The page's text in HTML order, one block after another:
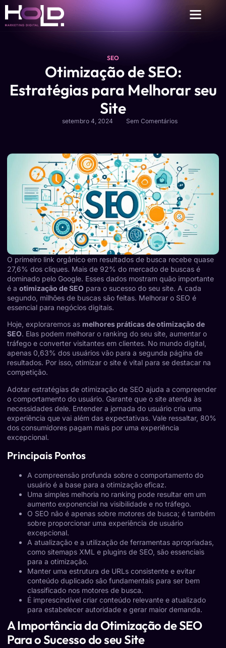
SEO
Otimização de SEO:
Estratégias para Melhorar seu
Site
setembro 4, 2024 Sem Comentários
O primeiro link orgânico em resultados de busca recebe quase
27,6% dos cliques. Mais de 92% do mercado de buscas é
dominado pelo Google. Esses dados mostram quão importante
é a otimização de SEO para o sucesso do seu site. A cada
segundo, milhões de buscas são feitas. Melhorar o SEO é
essencial para negócios digitais.
Hoje, exploraremos as melhores práticas de otimização de
SEO. Elas podem melhorar o ranking do seu site, aumentar o
tráfego e converter visitantes em clientes. No mundo digital,
apenas 0,63% dos usuários vão para a segunda página de
resultados. Por isso, otimizar o site é vital para se destacar na
competição.
Adotar estratégias de otimização de SEO ajuda a compreender
o comportamento do usuário. Garante que o site atenda às
necessidades dele. Entender a jornada do usuário cria uma
experiência que vai além das expectativas. Vale ressaltar, 80%
dos consumidores pagam mais por uma experiência
excepcional.
Principais Pontos
A compreensão profunda sobre o comportamento do
usuário é a base para a otimização eficaz.
Uma simples melhoria no ranking pode resultar em um
aumento exponencial na visibilidade e no tráfego.
O SEO não é apenas sobre motores de busca; é também
sobre proporcionar uma experiência de usuário
excepcional.
A atualização e a utilização de ferramentas apropriadas,
como sitemaps XML e plugins de SEO, são essenciais
para a otimização.
Manter uma estrutura de URLs consistente e evitar
conteúdo duplicado são fundamentais para ser bem
classificado nos motores de busca.
É imprescindível criar conteúdo relevante e atualizado
para estabelecer autoridade e gerar maior demanda.
A Importância da Otimização de SEO
Para o Sucesso do seu Site